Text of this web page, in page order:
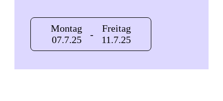
Montag
07.7.25
-
Freitag
11.7.25